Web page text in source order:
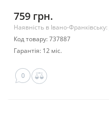
759 грн.
Наявність в Івано-Франківську:
Код товару: 737887
Гарантія: 12 міс.
0